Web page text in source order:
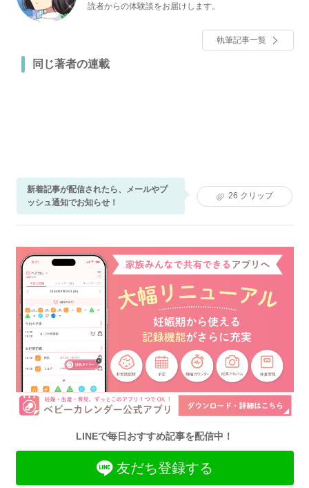
読者からの体験談をお届けします。
執筆記事一覧
同じ著者の連載
新着記事が配信されたら、メールやプ
ッシュ通知でお知らせ！
26 クリップ
LINEで毎日おすすめ記事を配信中！
友だち登録する